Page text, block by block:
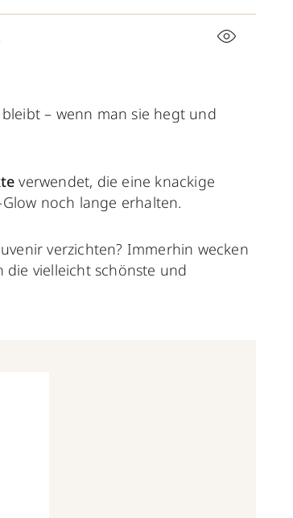
– wenn man sie hegt und
verwendet, die eine knackige
noch lange erhalten.
verzichten? Immerhin wecken
die vielleicht schönste und